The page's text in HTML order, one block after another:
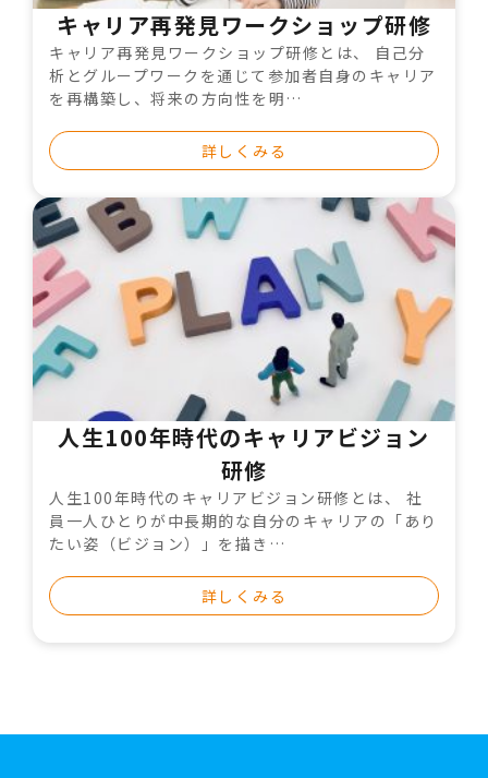
キャリア再発見ワークショップ研修
キャリア再発見ワークショップ研修とは、 自己分
析とグループワークを通じて参加者自身のキャリア
を再構築し、将来の方向性を明…
詳しくみる
人生100年時代のキャリアビジョン
研修
人生100年時代のキャリアビジョン研修とは、 社
員一人ひとりが中長期的な自分のキャリアの「あり
たい姿（ビジョン）」を描き…
詳しくみる